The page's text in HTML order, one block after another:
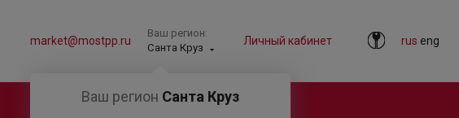
rus eng
Личный кабинет
Ваш регион:
Санта Круз
Ваш регион Санта Круз
market@mostpp.ru